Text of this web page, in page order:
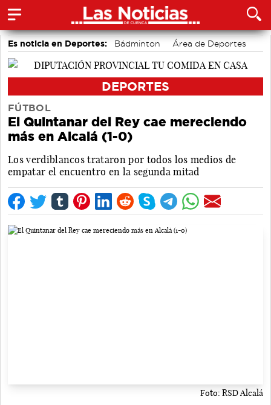
Es noticia en Deportes: Bádminton
Área de Deportes
Bolos conquenses
DEPORTES
FÚTBOL
El Quintanar del Rey cae mereciendo
más en Alcalá (1-0)
Los verdiblancos trataron por todos los medios de
empatar el encuentro en la segunda mitad
Foto: RSD Alcalá